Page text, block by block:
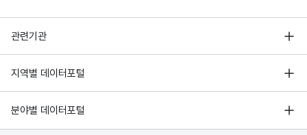
관련기관
행정안전부
한국지능정보사회진흥원
국가정보자원관리원
지역별 데이터포털
서울 열린데이터광장
경기데이터드림
분야별 데이터포털
기상자료개방포털